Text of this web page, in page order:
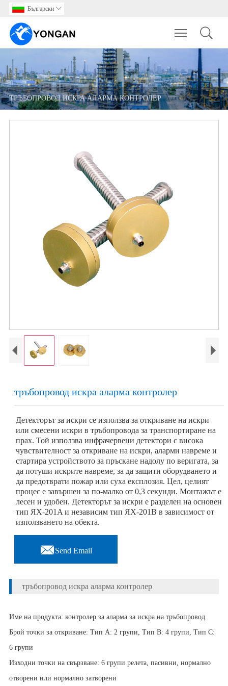
Български 
Toggle
ТРЪБОПРОВОД ИСКРА АЛАРМА КОНТРОЛЕР
тръбопровод искра аларма контролер
Детекторът за искри се използва за откриване на искри
или смесени искри в тръбопровода за транспортиране на
прах. Той използва инфрачервени детектори с висока
чувствителност за откриване на искри, аларми навреме и
стартира устройството за пръскане надолу по веригата, за
да потуши искрите навреме, за да защити оборудването и
да предотврати пожар или суха експлозия. Цел, целият
процес е завършен за по-малко от 0,3 секунди. Монтажът е
лесен и удобен. Детекторът за искри е разделен на основен
тип ЯХ-201A и независим тип ЯХ-201B в зависимост от
използването на обекта.
Send Email
тръбопровод искра аларма контролер
Име на продукта: контролер за аларма за искра на тръбопровод
Брой точки за откриване: Тип A: 2 групи, Тип B: 4 групи, Тип C:
6 групи
Изходни точки на свързване: 6 групи релета, пасивни, нормално
отворени или нормално затворени